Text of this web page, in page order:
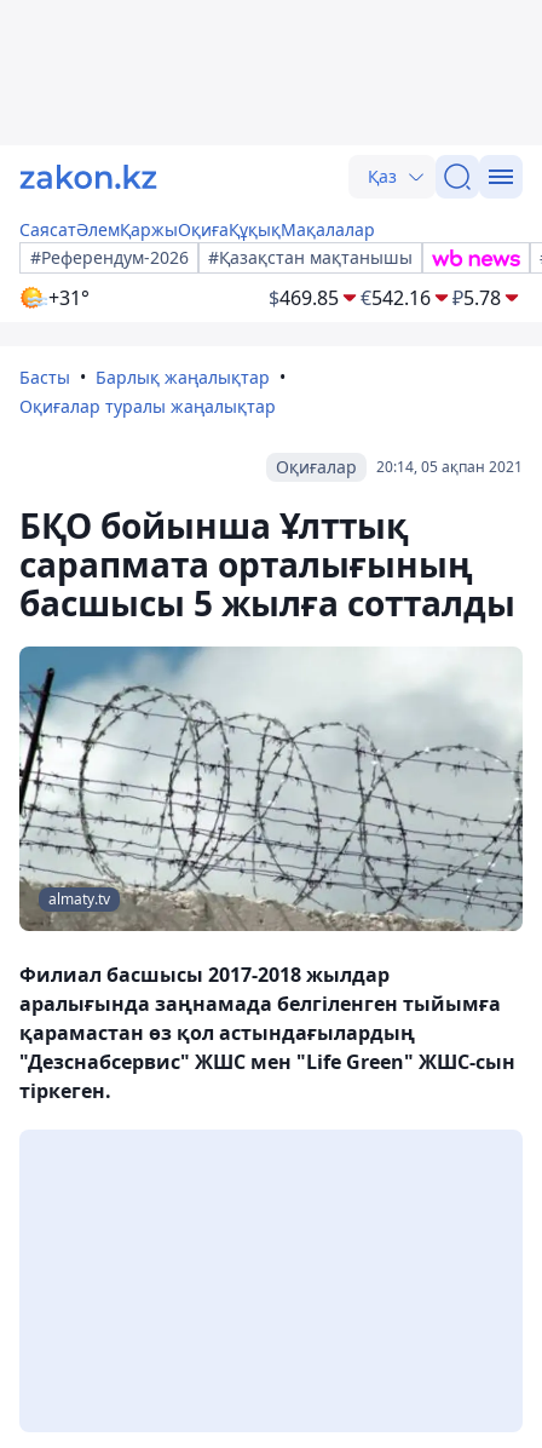
Қаз
СаясатӘлемҚаржыОқиғаҚұқықМақалалар
#Референдум-2026
#Қазақстан мақтанышы
+31° $469.85 €542.16 ₽5.78
Басты
Барлық жаңалықтар
Оқиғалар туралы жаңалықтар
20:14, 05 ақпан 2021
Оқиғалар
БҚО бойынша Ұлттық
сарапмата орталығының
басшысы 5 жылға сотталды
almaty.tv
Филиал басшысы 2017-2018 жылдар
аралығында заңнамада белгіленген тыйымға
қарамастан өз қол астындағылардың
"Дезснабсервис" ЖШС мен "Life Green" ЖШС-сын
тіркеген.